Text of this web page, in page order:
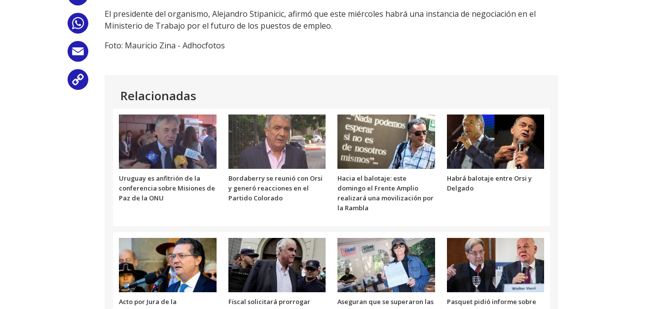
WhatsApp
El presidente del organismo, Alejandro Stipanicic, afirmó que este miércoles habrá una instancia de negociación en el
Ministerio de Trabajo por el futuro de los puestos de empleo.
Foto: Mauricio Zina - Adhocfotos
Relacionadas
Uruguay es anfitrión de la
conferencia sobre Misiones de
Paz de la ONU
Bordaberry se reunió con Orsi
y generó reacciones en el
Partido Colorado
Hacia el balotaje: este
domingo el Frente Amplio
realizará una movilización por
la Rambla
Habrá balotaje entre Orsi y
Delgado
Acto por Jura de la
Fiscal solicitará prorrogar
Aseguran que se superaron las
Pasquet pidió informe sobre